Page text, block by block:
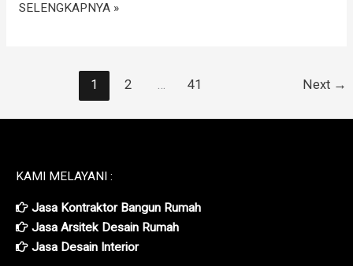
SELENGKAPNYA »
1 2 41 Next →
KAMI MELAYANI :
Jasa Kontraktor Bangun Rumah
Jasa Arsitek Desain Rumah
Jasa Desain Interior